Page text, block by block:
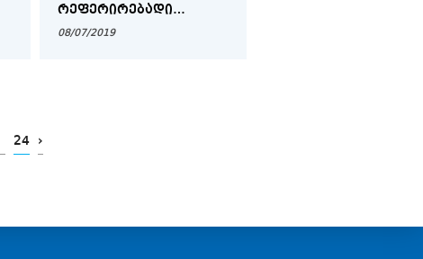
ᲠᲔᲤᲔᲠᲘᲠᲔᲑᲐᲓᲘ
ᲥᲐᲠᲗᲣᲚᲘ
08/07/2019
24 ›